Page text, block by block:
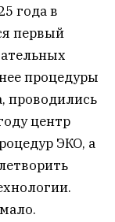
года в
первый
процедуры
проводились
центр
ЭКО, а